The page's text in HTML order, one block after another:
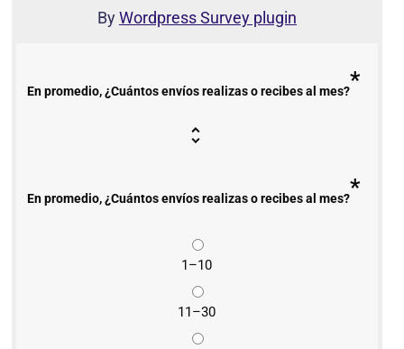
ByWordpress Survey plugin
En promedio, ¿Cuántos envíos realizas o recibes al mes?*
En promedio, ¿Cuántos envíos realizas o recibes al mes?*
1–10
11–30